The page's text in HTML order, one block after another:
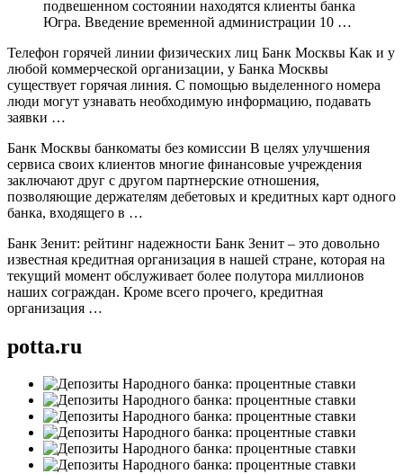
подвешенном состоянии находятся клиенты банка
Югра. Введение временной администрации 10 …
Телефон горячей линии физических лиц Банк Москвы Как и у
любой коммерческой организации, у Банка Москвы
существует горячая линия. С помощью выделенного номера
люди могут узнавать необходимую информацию, подавать
заявки …
Банк Москвы банкоматы без комиссии В целях улучшения
сервиса своих клиентов многие финансовые учреждения
заключают друг с другом партнерские отношения,
позволяющие держателям дебетовых и кредитных карт одного
банка, входящего в …
Банк Зенит: рейтинг надежности Банк Зенит – это довольно
известная кредитная организация в нашей стране, которая на
текущий момент обслуживает более полутора миллионов
наших сограждан. Кроме всего прочего, кредитная
организация …
potta.ru